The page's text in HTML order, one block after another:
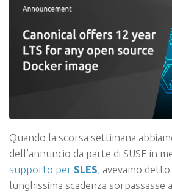
Quando la scorsa settimana
dell’annuncio da parte di SUSE in
supporto per SLES , avevamo
lunghissima scadenza